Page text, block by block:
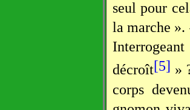
seul pour
la marche
décroît[5] »
corps